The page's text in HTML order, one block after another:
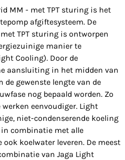
MM - met TPT sturing is het
afgiftesysteem. De
TPT sturing is ontworpen
manier te
Cooling). Door de
aansluiting in het midden van
de gewenste lengte van de
nog bepaald worden. Zo
eenvoudiger. Light
niet-condenserende koeling
combinatie met alle
koelwater leveren. De meest
van Jaga Light